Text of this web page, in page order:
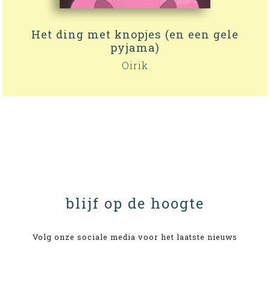
Het ding met knopjes (en een gele
pyjama)
Oirik
blijf op de hoogte
Volg onze sociale media voor het laatste nieuws